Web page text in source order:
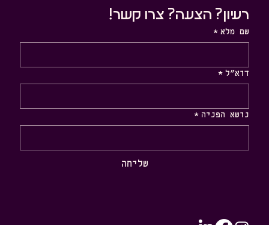
רעיון? הצעה? צרו קשר!
שם מלא *
דוא״ל *
נושא הפניה *
שליחה